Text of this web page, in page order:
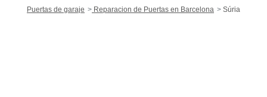
Puertas de garaje Reparacion de Puertas en Barcelona Súria